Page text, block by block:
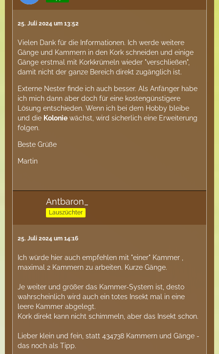
25. Juli 2024 um 13:52
Vielen Dank für die Informationen. Ich werde weitere
Gänge und Kammern in den Kork schneiden und einige
Gänge erstmal mit Korkkrümeln wieder "verschließen",
damit nicht der ganze Bereich direkt zugänglich ist.
Externe Nester finde ich auch besser. Als Anfänger habe
ich mich dann aber doch für eine kostengünstigere
Lösung entschieden. Wenn ich bei dem Hobby bleibe
und die Kolonie wächst, wird sicherlich eine Erweiterung
folgen.
Beste Grüße
Martin
Antbaron_
Lauszüchter
25. Juli 2024 um 14:16
Ich würde hier auch empfehlen mit "einer" Kammer ,
maximal 2 Kammern zu arbeiten. Kurze Gänge.
Je weiter und größer das Kammer-System ist, desto
wahrscheinlich wird auch ein totes Insekt mal in eine
leere Kammer abgelegt.
Kork direkt kann nicht schimmeln, aber das Insekt schon.
Lieber klein und fein, statt 434738 Kammern und Gänge -
das noch als Tipp.